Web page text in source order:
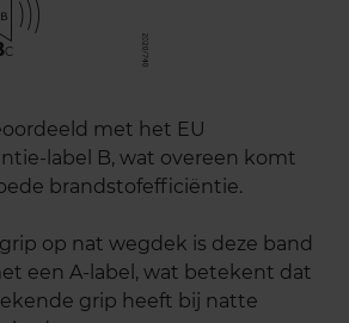
C
met het EU
label B, wat overeen komt
brandstofefficiëntie.
op nat wegdek is deze band
een A-label, wat betekent dat
grip heeft bij natte